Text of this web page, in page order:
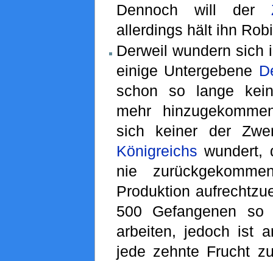
Dennoch will der
allerdings hält ihn
Derweil wundern sich
einige Untergebene
schon so lange
mehr
sich keiner der
Königreichs wundert,
nie
Produktion
500 Gefangenen
arbeiten, jedoch ist
jede zehnte Frucht